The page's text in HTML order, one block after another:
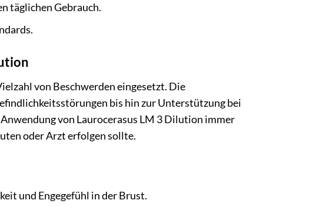
täglichen Gebrauch.
von Beschwerden eingesetzt. Die
bis hin zur Unterstützung bei
von Laurocerasus LM 3 Dilution immer
oder Arzt erfolgen sollte.
und Engegefühl in der Brust.